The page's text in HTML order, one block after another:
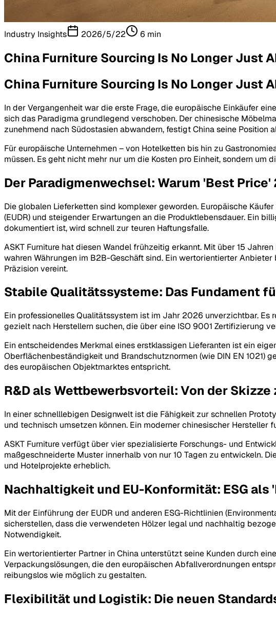
Industry Insights 2026/5/22 6 min
China Furniture Sourcing Is No Longer Just
China Furniture Sourcing Is No Longer Just
In der Vergangenheit war die erste Frage, die europäische Einkäufer
sich das Paradigma grundlegend verschoben. Der chinesische
zunehmend nach Südostasien abwandern, festigt China seine
Für europäische Unternehmen – von Hotelketten bis hin zu
müssen. Es geht nicht mehr nur um die Kosten pro Einheit, sondern
Der Paradigmenwechsel: Warum 'Best
Die globalen Lieferketten sind komplexer geworden. Europäische
(EUDR) und steigender Erwartungen an die Produktlebensdauer. Ein
dokumentiert ist, wird schnell zur teuren Haftungsfalle.
ASKT Furniture hat diesen Wandel frühzeitig erkannt. Mit über 15
wahren Währungen im B2B-Geschäft sind. Ein wertorientierter
Präzision vereint.
Stabile Qualitätssysteme: Das Fundament
Ein professionelles Qualitätssystem ist im Jahr 2026 unverzichtbar.
gezielt nach Herstellern suchen, die über eine ISO 9001 Zertifizierung
Ein entscheidendes Merkmal eines erstklassigen Lieferanten ist ein
Oberflächenbeständigkeit und Brandschutznormen (wie DIN EN 1021)
des europäischen Objektmarktes entspricht.
R&D als Wettbewerbsvorteil: Von der Skizze
In einer schnelllebigen Designwelt ist die Fähigkeit zur schnellen
und technisch umsetzen können. Ein moderner chinesischer
ASKT Furniture verfügt über vier spezialisierte Forschungs- und
maßgeschneiderte Muster innerhalb von nur 10 Tagen zu entwickeln.
und Hotelprojekte erheblich.
Nachhaltigkeit und EU-Konformität: ESG als
Mit der Einführung der EUDR und anderen ESG-Richtlinien
sicherstellen, dass die verwendeten Hölzer legal und nachhaltig
Notwendigkeit.
Ein wertorientierter Partner in China unterstützt seine Kunden durch
Verpackungslösungen, die den europäischen Abfallverordnungen
reibungslos wie möglich zu gestalten.
Flexibilität und Logistik: Die neuen